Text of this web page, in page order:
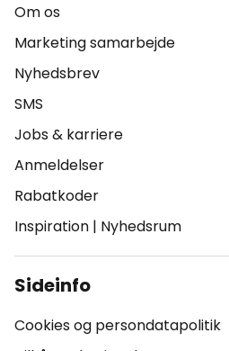
Om os
Marketing samarbejde
Nyhedsbrev
SMS
Jobs & karriere
Anmeldelser
Rabatkoder
Inspiration | Nyhedsrum
Sideinfo
Cookies og persondatapolitik